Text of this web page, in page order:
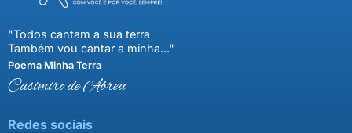
"Todos cantam a sua terra
Também vou cantar a minha..."
Poema Minha Terra
Casimiro de Abreu
Redes sociais